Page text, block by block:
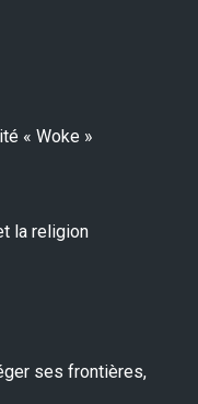
« Woke »
la religion
ses frontières,